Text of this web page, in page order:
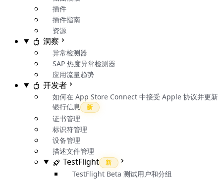
插件
插件指南
资源
洞察
异常检测器
SAP 热度异常检测器
应用流量趋势
开发者
如何在 App Store Connect 中接受 Apple 协议并更新
银行信息
新
证书管理
标识符管理
设备管理
描述文件管理
TestFlight 新
TestFlight Beta 测试用户和分组